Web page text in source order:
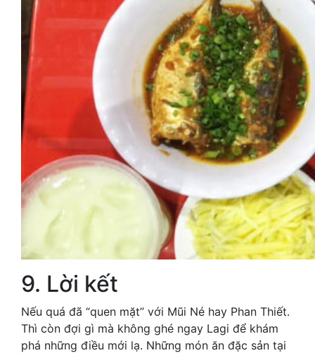
9. Lời kết
Nếu quá đã “quen mặt” với Mũi Né hay Phan Thiết.
Thì còn đợi gì mà không ghé ngay Lagi để khám
phá những điều mới lạ. Những món ăn đặc sản tại